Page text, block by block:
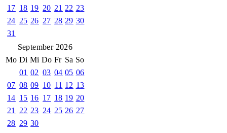
17 18 19 20 21 22 23
24 25 26 27 28 29 30
31
September 2026
Mo Di Mi Do Fr Sa So
01 02 03 04 05 06
07 08 09 10 11 12 13
14 15 16 17 18 19 20
21
22 23 24 25 26 27
28 29 30